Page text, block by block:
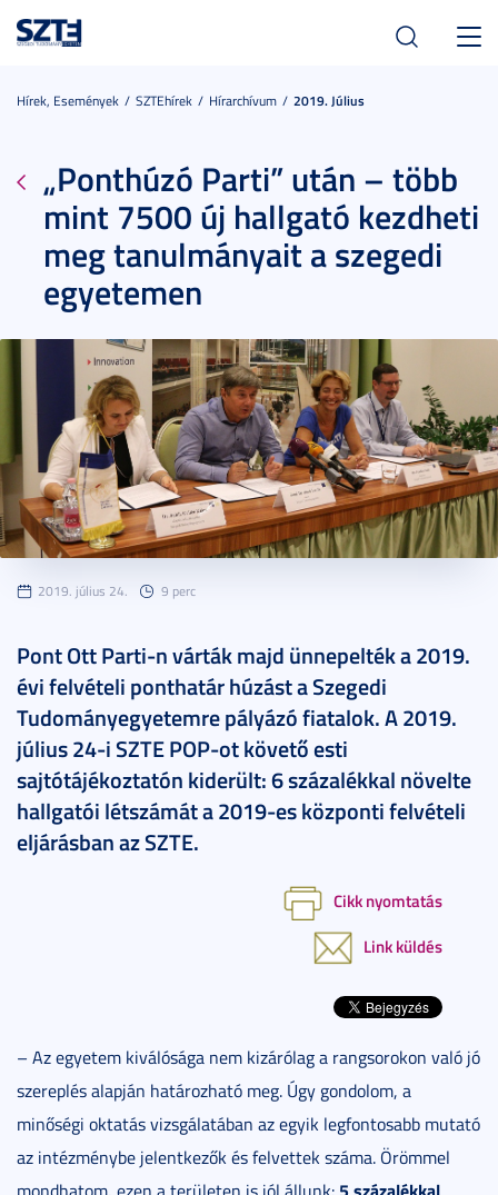
Hírek, Események SZTEhírek Hírarchívum 2019. Július
„Ponthúzó Parti” után – több
mint 7500 új hallgató kezdheti
meg tanulmányait a szegedi
egyetemen
2019. július 24. 9 perc
Pont Ott Parti-n várták majd ünnepelték a 2019.
évi felvételi ponthatár húzást a Szegedi
Tudományegyetemre pályázó fiatalok. A 2019.
július 24-i SZTE POP-ot követő esti
sajtótájékoztatón kiderült: 6 százalékkal növelte
hallgatói létszámát a 2019-es központi felvételi
eljárásban az SZTE.
Cikk nyomtatás
Link küldés
– Az egyetem kiválósága nem kizárólag a rangsorokon való jó
szereplés alapján határozható meg. Úgy gondolom, a
minőségi oktatás vizsgálatában az egyik legfontosabb mutató
az intézménybe jelentkezők és felvettek száma. Örömmel
mondhatom, ezen a területen is jól állunk: 5 százalékkal